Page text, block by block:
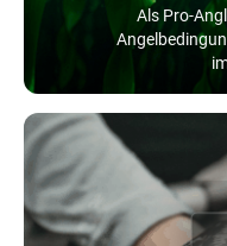
Als Pro-